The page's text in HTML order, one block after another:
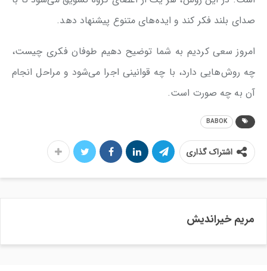
صدای بلند فکر کند و ایده‌های متنوع پیشنهاد دهد.
امروز سعی کردیم به شما توضیح دهیم طوفان فکری چیست،
چه روش‌هایی دارد، با چه قوانینی اجرا می‌شود و مراحل انجام
آن به چه صورت است.
BABOK
اشتراک گذاری
مریم خیراندیش